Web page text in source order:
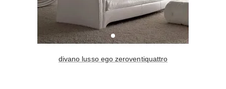
Tavoli
Sedie
Tavolini
Oggettistica
Stiro
Aspirapolvere
Lavapavimenti
Progetti
divano lusso ego zeroventiquattro